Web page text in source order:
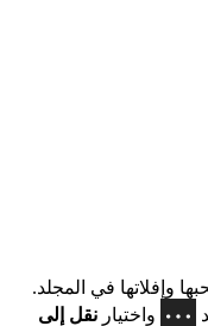
وإفلاتها في المجلد.
واختيار نقل إلى